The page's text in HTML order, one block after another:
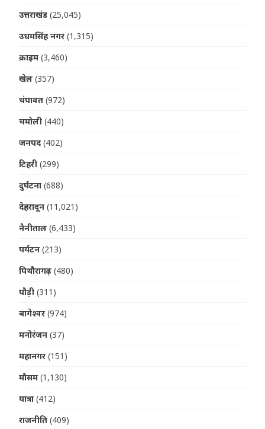
उत्तराखंड (25,045)
उधमसिंह नगर (1,315)
क्राइम (3,460)
खेल (357)
चंपावत (972)
चमोली (440)
जनपद (402)
टिहरी (299)
दुर्घटना (688)
देहरादून (11,021)
नैनीताल (6,433)
पर्यटन (213)
पिथौरागढ़ (480)
पौड़ी (311)
बागेश्वर (974)
मनोरंजन (37)
महानगर (151)
मौसम (1,130)
यात्रा (412)
राजनीति (409)